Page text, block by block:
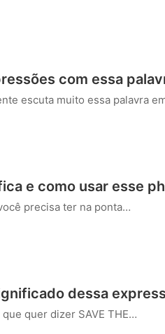
com essa
escuta muito essa palavra
e como usar esse
precisa ter na ponta…
dessa
que quer dizer SAVE THE…